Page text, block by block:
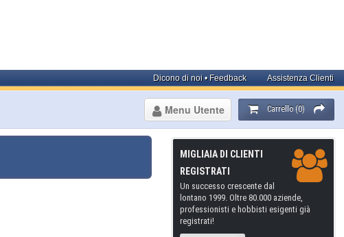
Assistenza Clienti
Dicono di noi • Feedback
Carrello (0)
Menu Utente
MIGLIAIA DI CLIENTI
REGISTRATI
Un successo crescente dal
lontano 1999. Oltre 80.000 aziende,
professionisti e hobbisti esigenti già
registrati!